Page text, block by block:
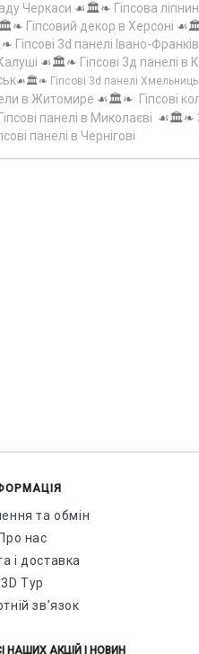
Черкаси ☙🏛️❧ Гіпсова
Гіпсовий декор в Херсоні
Гіпсові 3d панелі Івано-
☙🏛️❧ Гіпсові 3д панелі в
☙🏛️❧ Гіпсові 3d панелі
в Житомире ☙🏛️❧ Гіпсові
Гіпсові панелі в Миколаєві ☙🏛️❧
панелі в Чернігові
та обмін
Про нас
і доставка
3D Тур
зв’язок
НАШИХ АКЦІЙ І НОВИН